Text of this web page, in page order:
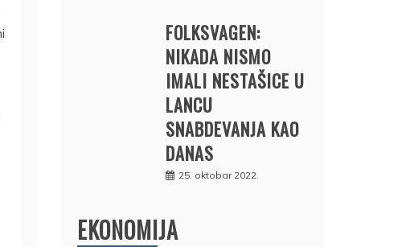
FOLKSVAGEN:
NIKADA NISMO
IMALI NESTAŠICE U
LANCU
SNABDEVANJA KAO
DANAS
25. oktobar 2022.
EKONOMIJA